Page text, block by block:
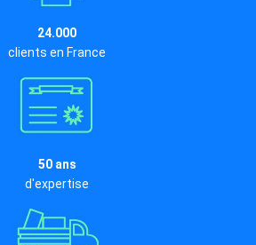
24.000
clients en France
50 ans
d'expertise